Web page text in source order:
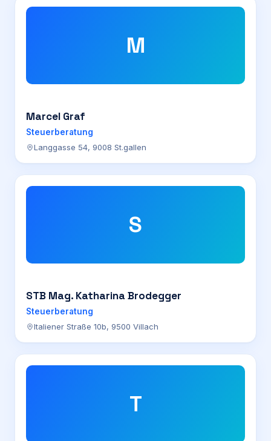
M
Marcel Graf
Steuerberatung
Langgasse 54, 9008 St.gallen
S
STB Mag. Katharina Brodegger
Steuerberatung
Italiener Straße 10b, 9500 Villach
T